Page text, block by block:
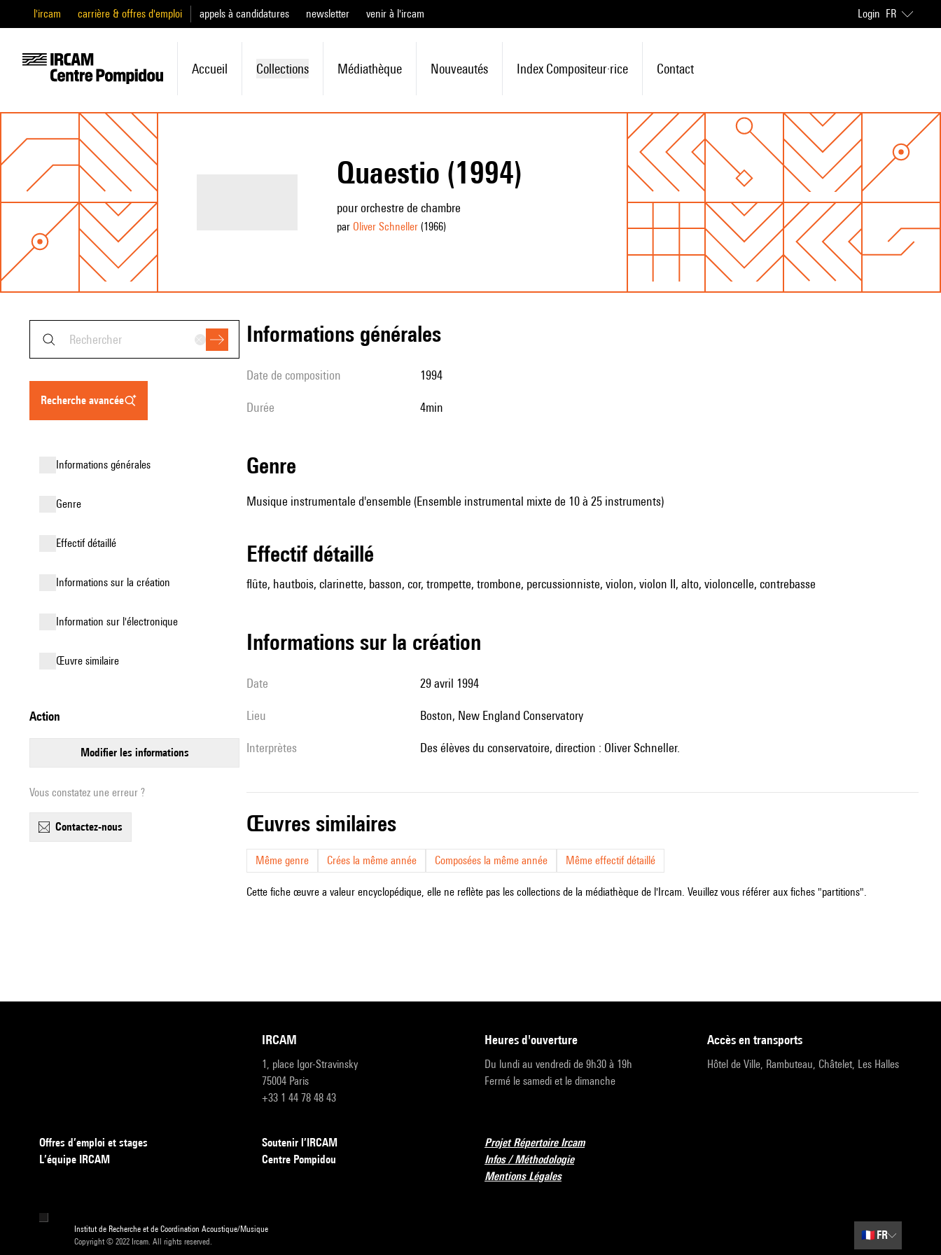
l'ircam carrière & offres d'emploi appels à candidatures newsletter venir à l'ircam Login FR
Accueil Collections Médiathèque Nouveautés Index Compositeur·rice Contact
Quaestio (1994)
pour orchestre de chambre
par Oliver Schneller(1966)
recherche avancée
informations générales
genre
effectif détaillé
informations sur la création
Information sur l'électronique
œuvre similaire
action
modifier les informations
Vous constatez une erreur ?
contactez-nous
informations générales
date de composition 1994
durée 4min
genre
Musique instrumentale d'ensemble (Ensemble instrumental mixte de 10 à 25 instruments)
effectif détaillé
flûte, hautbois, clarinette, basson, cor, trompette, trombone, percussionniste, violon, violon II, alto, violoncelle, contrebasse
informations sur la création
date 29 avril 1994
lieu Boston, New England Conservatory
interprètes des élèves du conservatoire, direction : Oliver Schneller.
œuvres similaires
Même genre Crées la même année Composées la même année Même effectif détaillé
Cette fiche œuvre a valeur encyclopédique, elle ne reflète pas les collections de la médiathèque de l'Ircam. Veuillez vous référer aux fiches "partitions".
IRCAM
1, place Igor-Stravinsky
75004 Paris
+33 1 44 78 48 43
heures d'ouverture
Du lundi au vendredi de 9h30 à 19h
Fermé le samedi et le dimanche
accès en transports
Hôtel de Ville, Rambuteau, Châtelet, Les Halles
Offres d’emploi et stages
L’équipe IRCAM
Soutenir l’IRCAM
Centre Pompidou
Projet Répertoire Ircam
Infos / Méthodologie
Mentions Légales
Institut de Recherche et de Coordination Acoustique/Musique
Copyright © 2022 Ircam. All rights reserved.
🇫🇷 FR